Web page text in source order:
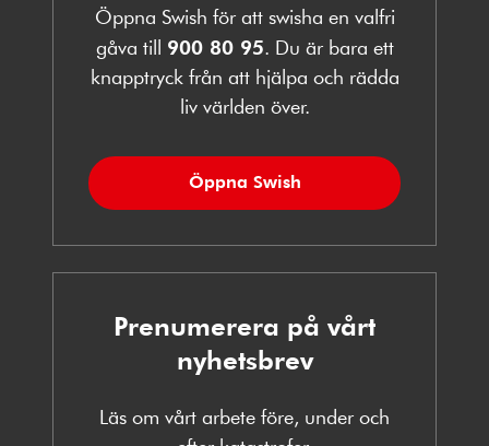
Öppna Swish för att swisha en valfri
gåva till 900 80 95. Du är bara ett
knapptryck från att hjälpa och rädda
liv världen över.
Öppna Swish
Prenumerera på vårt
nyhetsbrev
Läs om vårt arbete före, under och